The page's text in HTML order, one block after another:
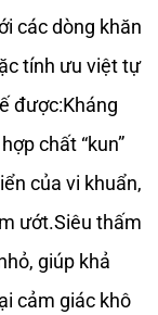
các dòng khăn
tính ưu việt tự
được:Kháng
chất “kun”
của vi khuẩn,
ướt.Siêu thấm
giúp khả
cảm giác khô